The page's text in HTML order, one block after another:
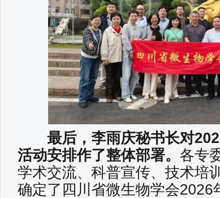
最后，李雨庆秘书长对
活动安排作了整体部署。 各专
学术交流、科普宣传、技术培
确定了四川省微生物学会2026